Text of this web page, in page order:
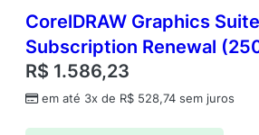
CorelDRAW Graphics
Subscription Renewal
R$ 1.586,23
em até 3x de R$ 528,74 sem juros